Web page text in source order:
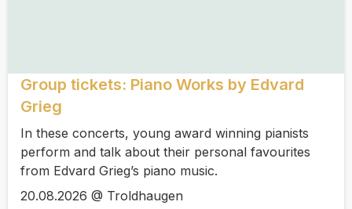
Group tickets: Piano Works by Edvard
Grieg
In these concerts, young award winning pianists
perform and talk about their personal favourites
from Edvard Grieg’s piano music.
20.08.2026 @ Troldhaugen